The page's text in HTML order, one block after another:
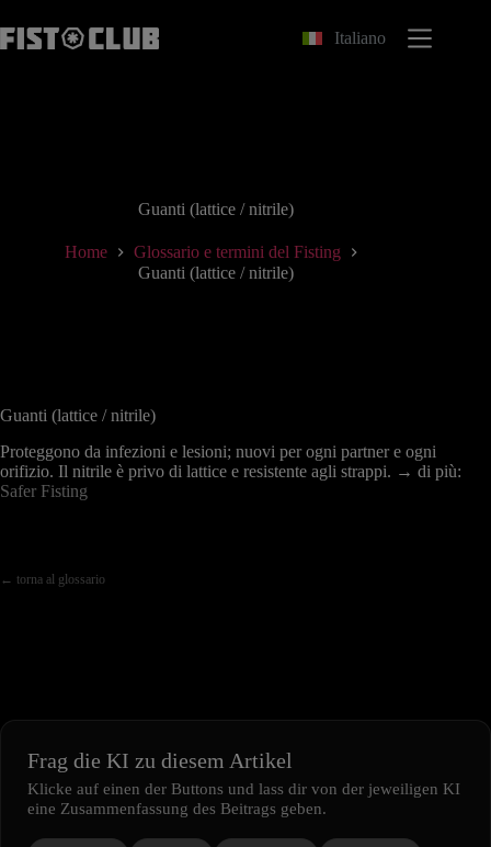
al
contenuto
Italiano
Guanti (lattice / nitrile)
Home
Glossario e termini del Fisting
Guanti (lattice / nitrile)
Guanti (lattice / nitrile)
Proteggono da infezioni e lesioni; nuovi per ogni partner e ogni
orifizio. Il nitrile è privo di lattice e resistente agli strappi. → di più:
Safer Fisting
← torna al glossario
Frag die KI zu diesem Artikel
Klicke auf einen der Buttons und lass dir von der jeweiligen KI
eine Zusammenfassung des Beitrags geben.